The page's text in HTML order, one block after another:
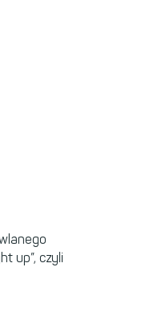
up”, czyli